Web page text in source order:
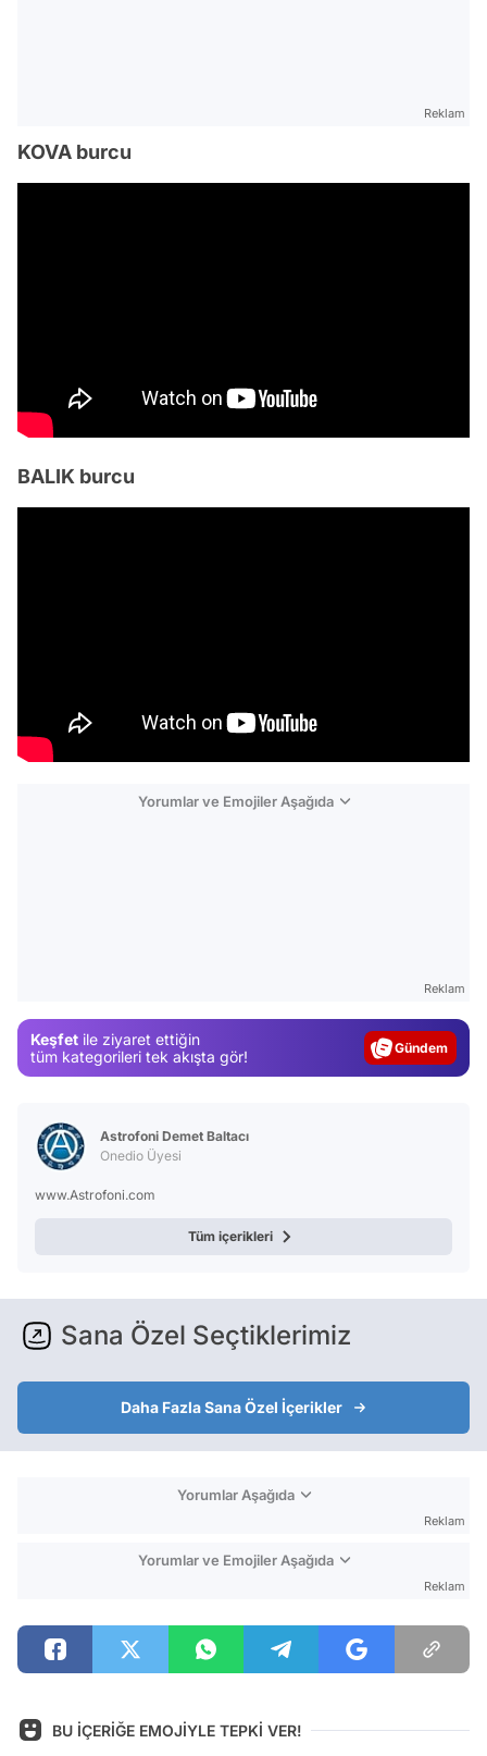
Reklam
KOVA burcu
BALIK burcu
Yorumlar ve Emojiler Aşağıda
Reklam
Keşfet ile ziyaret ettiğin
tüm kategorileri tek akışta gör!
Magazin
Astrofoni Demet Baltacı
Onedio Üyesi
www.Astrofoni.com
Tüm içerikleri
Sana Özel Seçtiklerimiz
Daha Fazla Sana Özel İçerikler
Yorumlar Aşağıda
Reklam
Yorumlar ve Emojiler Aşağıda
Reklam
BU İÇERİĞE EMOJİYLE TEPKİ VER!